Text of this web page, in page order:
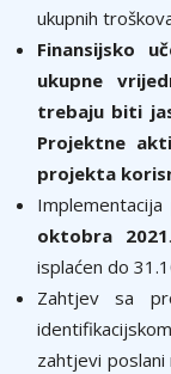
ukupnih
Finansijsko
ukupne
trebaju biti
Projektne
projekta
oktobra 2021
isplaćen do
Zahtjev sa
zahtjevi